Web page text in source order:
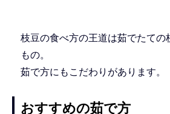
枝豆の食べ方の王道は茹でたての
もの。
茹で方にもこだわりがあります。
おすすめの茹で方